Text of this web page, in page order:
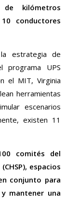
de kilómetros
conductores
estrategia de
programa UPS
el MIT, Virginia
herramientas
escenarios
existen 11
comités del
espacios
conjunto para
mantener una